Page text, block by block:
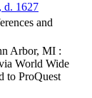
d. 1627
and
Arbor, MI :
World Wide
to ProQuest